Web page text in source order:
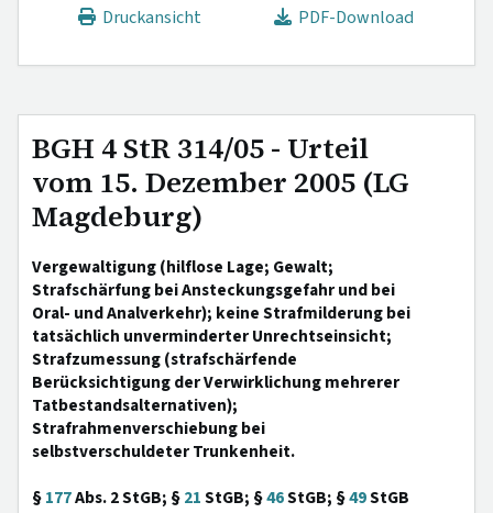
Druckansicht
PDF-Download
BGH 4 StR 314/05 - Urteil
vom 15. Dezember 2005 (LG
Magdeburg)
Vergewaltigung (hilflose Lage; Gewalt;
Strafschärfung bei Ansteckungsgefahr und bei
Oral- und Analverkehr); keine Strafmilderung bei
tatsächlich unverminderter Unrechtseinsicht;
Strafzumessung (strafschärfende
Berücksichtigung der Verwirklichung mehrerer
Tatbestandsalternativen);
Strafrahmenverschiebung bei
selbstverschuldeter Trunkenheit.
§177Abs. 2 StGB; §21StGB; §46StGB; §49StGB